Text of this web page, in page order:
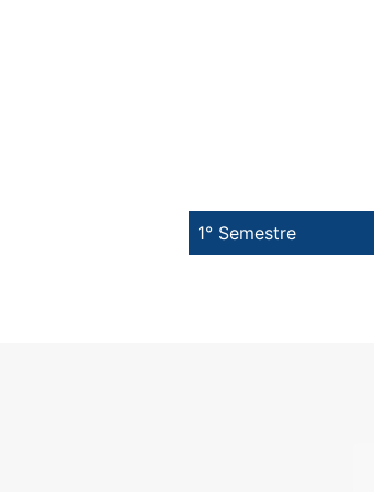
1° Semestre